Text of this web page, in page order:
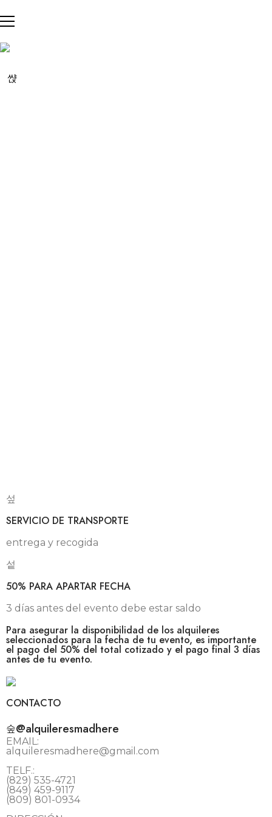
SERVICIO DE TRANSPORTE
entrega y recogida
50% PARA APARTAR FECHA
3 días antes del evento debe estar saldo
Para asegurar la disponibilidad de los alquileres
seleccionados para la fecha de tu evento, es importante
el pago del 50% del total cotizado y el pago final 3 días
antes de tu evento.
CONTACTO
@alquileresmadhere
EMAIL:
alquileresmadhere@gmail.com
TELF.:
(829) 535-4721
(849) 459-9117
(809) 801-0934